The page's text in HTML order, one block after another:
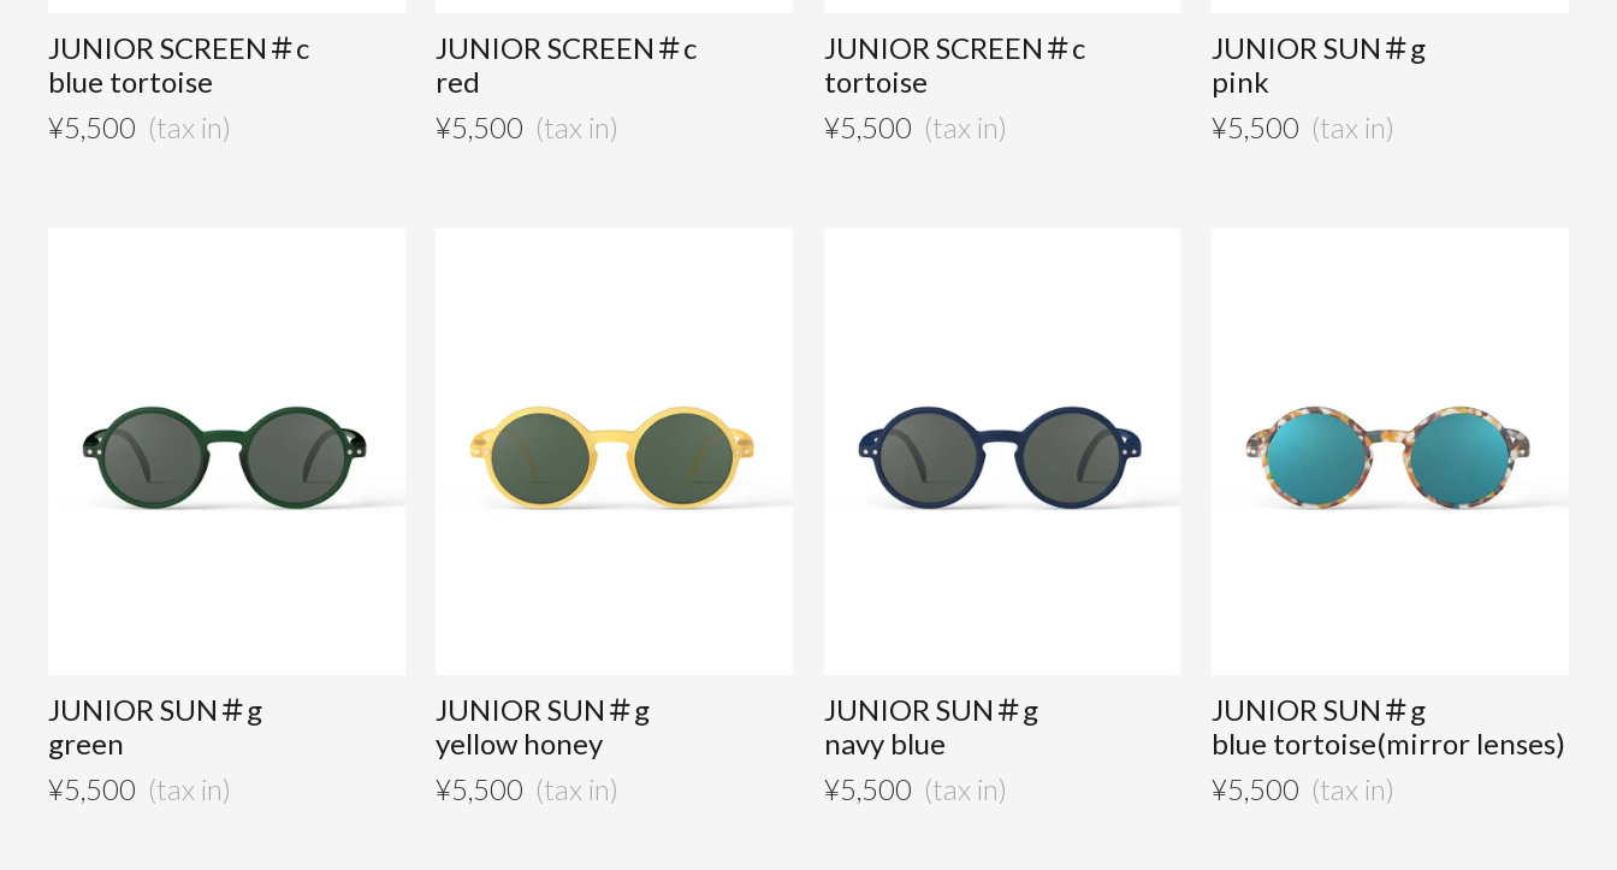
JUNIOR SCREEN＃c
blue tortoise
¥5,500
JUNIOR SCREEN＃c
red
¥5,500
JUNIOR SCREEN＃c
tortoise
¥5,500
JUNIOR SUN＃g
pink
¥5,500
JUNIOR SUN＃g
green
¥5,500
JUNIOR SUN＃g
yellow honey
¥5,500
JUNIOR SUN＃g
navy blue
¥5,500
JUNIOR SUN＃g
blue tortoise(mirror lenses)
¥5,500